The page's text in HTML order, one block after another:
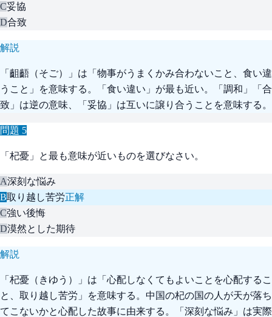
C妥協
D合致
解説
「齟齬（そご）」は「物事がうまくかみ合わないこと、食い違
うこと」を意味する。「食い違い」が最も近い。「調和」「合
致」は逆の意味、「妥協」は互いに譲り合うことを意味する。
問題 5
「杞憂」と最も意味が近いものを選びなさい。
A深刻な悩み
B取り越し苦労正解
C強い後悔
D漠然とした期待
解説
「杞憂（きゆう）」は「心配しなくてもよいことを心配するこ
と、取り越し苦労」を意味する。中国の杞の国の人が天が落ち
てこないかと心配した故事に由来する。「深刻な悩み」は実際